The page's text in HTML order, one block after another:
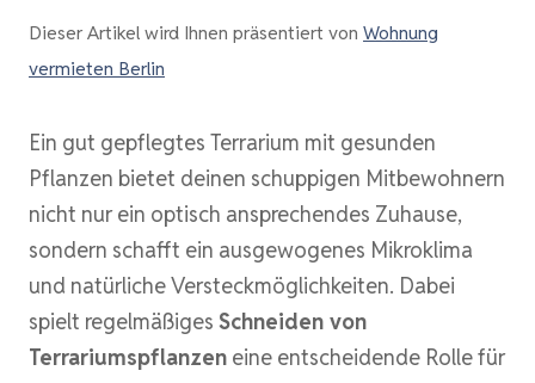
Dieser Artikel wird Ihnen präsentiert von Wohnung
vermieten Berlin
Ein gut gepflegtes Terrarium mit gesunden
Pflanzen bietet deinen schuppigen Mitbewohnern
nicht nur ein optisch ansprechendes Zuhause,
sondern schafft ein ausgewogenes Mikroklima
und natürliche Versteckmöglichkeiten. Dabei
spielt regelmäßiges Schneiden von
Terrariumspflanzen eine entscheidende Rolle für